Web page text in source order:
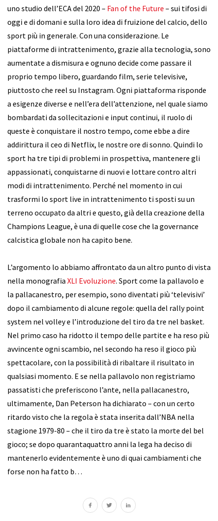
uno studio dell’ECA del 2020 – Fan of the Future – sui tifosi di
oggi e di domani e sulla loro idea di fruizione del calcio, dello
sport più in generale. Con una considerazione. Le
piattaforme di intrattenimento, grazie alla tecnologia, sono
aumentate a dismisura e ognuno decide come passare il
proprio tempo libero, guardando film, serie televisive,
piuttosto che reel su Instagram. Ogni piattaforma risponde
a esigenze diverse e nell’era dell’attenzione, nel quale siamo
bombardati da sollecitazioni e input continui, il ruolo di
queste è conquistare il nostro tempo, come ebbe a dire
addirittura il ceo di Netflix, le nostre ore di sonno. Quindi lo
sport ha tre tipi di problemi in prospettiva, mantenere gli
appassionati, conquistarne di nuovi e lottare contro altri
modi di intrattenimento. Perché nel momento in cui
trasformi lo sport live in intrattenimento ti sposti su un
terreno occupato da altri e questo, già della creazione della
Champions League, è una di quelle cose che la governance
calcistica globale non ha capito bene.
L’argomento lo abbiamo affrontato da un altro punto di vista
nella monografia XLI Evoluzione. Sport come la pallavolo e
la pallacanestro, per esempio, sono diventati più ‘televisivi’
dopo il cambiamento di alcune regole: quella del rally point
system nel volley e l’introduzione del tiro da tre nel basket.
Nel primo caso ha ridotto il tempo delle partite e ha reso più
avvincente ogni scambio, nel secondo ha reso il gioco più
spettacolare, con la possibilità di ribaltare il risultato in
qualsiasi momento. E se nella pallavolo non registriamo
passatisti che preferiscono l’ante, nella pallacanestro,
ultimamente, Dan Peterson ha dichiarato – con un certo
ritardo visto che la regola è stata inserita dall’NBA nella
stagione 1979-80 – che il tiro da tre è stato la morte del bel
gioco; se dopo quarantaquattro anni la lega ha deciso di
mantenerlo evidentemente è uno di quai cambiamenti che
forse non ha fatto b…